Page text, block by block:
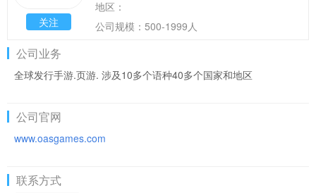
关注
地区：
公司规模：500-1999人
公司业务
全球发行手游.页游. 涉及10多个语种40多个国家和地区
公司官网
www.oasgames.com
联系方式